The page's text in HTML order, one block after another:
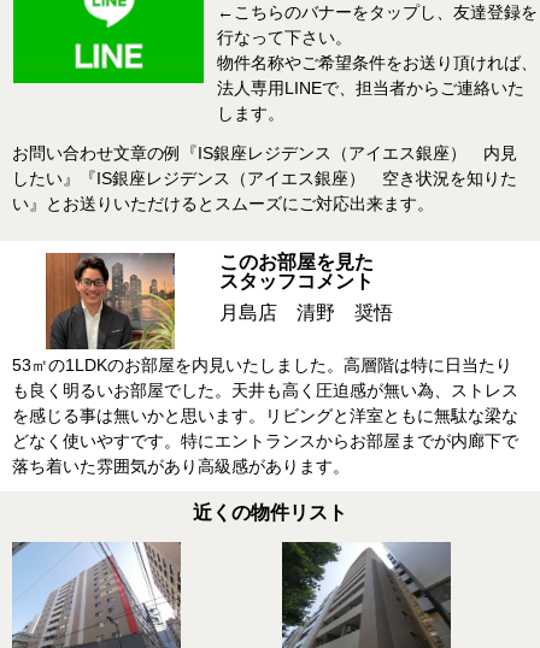
←こちらのバナーをタップし、友達登録を
行なって下さい。
物件名称やご希望条件をお送り頂ければ、
法人専用LINEで、担当者からご連絡いた
します。
お問い合わせ文章の例『IS銀座レジデンス（アイエス銀座） 内見
したい』『IS銀座レジデンス（アイエス銀座） 空き状況を知りた
い』とお送りいただけるとスムーズにご対応出来ます。
このお部屋を見た
スタッフコメント
月島店 清野 奨悟
53㎡の1LDKのお部屋を内見いたしました。高層階は特に日当たり
も良く明るいお部屋でした。天井も高く圧迫感が無い為、ストレス
を感じる事は無いかと思います。リビングと洋室ともに無駄な梁な
どなく使いやすです。特にエントランスからお部屋までが内廊下で
落ち着いた雰囲気があり高級感があります。
近くの物件リスト